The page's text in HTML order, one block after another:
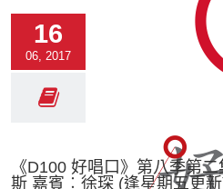
16
06, 2017
《D100 好唱口》第八季第
斯 嘉賓︰徐琛 (逢星期五更